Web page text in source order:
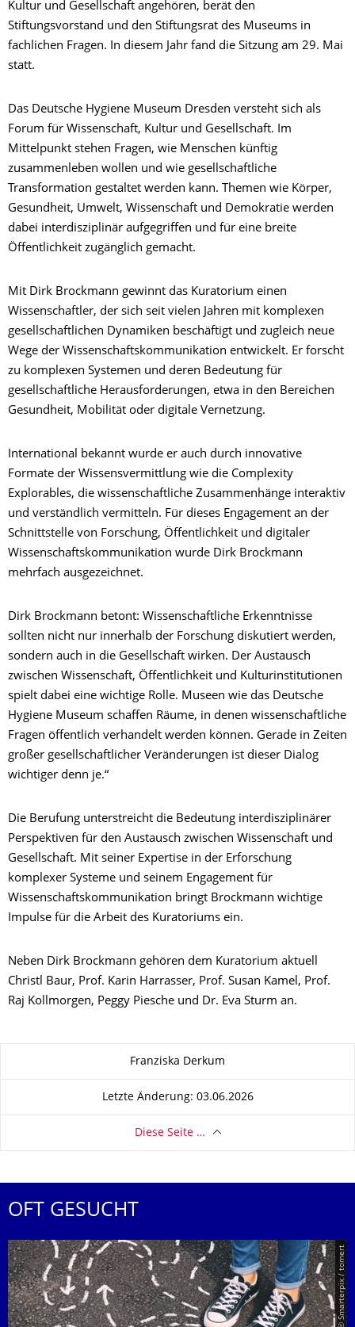
Kultur und Gesellschaft angehören, berät den
Stiftungsvorstand und den Stiftungsrat des Museums in
fachlichen Fragen. In diesem Jahr fand die Sitzung am 29. Mai
statt.
Das Deutsche Hygiene Museum Dresden versteht sich als
Forum für Wissenschaft, Kultur und Gesellschaft. Im
Mittelpunkt stehen Fragen, wie Menschen künftig
zusammenleben wollen und wie gesellschaftliche
Transformation gestaltet werden kann. Themen wie Körper,
Gesundheit, Umwelt, Wissenschaft und Demokratie werden
dabei interdisziplinär aufgegriffen und für eine breite
Öffentlichkeit zugänglich gemacht.
Mit Dirk Brockmann gewinnt das Kuratorium einen
Wissenschaftler, der sich seit vielen Jahren mit komplexen
gesellschaftlichen Dynamiken beschäftigt und zugleich neue
Wege der Wissenschaftskommunikation entwickelt. Er forscht
zu komplexen Systemen und deren Bedeutung für
gesellschaftliche Herausforderungen, etwa in den Bereichen
Gesundheit, Mobilität oder digitale Vernetzung.
International bekannt wurde er auch durch innovative
Formate der Wissensvermittlung wie die Complexity
Explorables, die wissenschaftliche Zusammenhänge interaktiv
und verständlich vermitteln. Für dieses Engagement an der
Schnittstelle von Forschung, Öffentlichkeit und digitaler
Wissenschaftskommunikation wurde Dirk Brockmann
mehrfach ausgezeichnet.
Dirk Brockmann betont: Wissenschaftliche Erkenntnisse
sollten nicht nur innerhalb der Forschung diskutiert werden,
sondern auch in die Gesellschaft wirken. Der Austausch
zwischen Wissenschaft, Öffentlichkeit und Kulturinstitutionen
spielt dabei eine wichtige Rolle. Museen wie das Deutsche
Hygiene Museum schaffen Räume, in denen wissenschaftliche
Fragen öffentlich verhandelt werden können. Gerade in Zeiten
großer gesellschaftlicher Veränderungen ist dieser Dialog
wichtiger denn je.“
Die Berufung unterstreicht die Bedeutung interdisziplinärer
Perspektiven für den Austausch zwischen Wissenschaft und
Gesellschaft. Mit seiner Expertise in der Erforschung
komplexer Systeme und seinem Engagement für
Wissenschaftskommunikation bringt Brockmann wichtige
Impulse für die Arbeit des Kuratoriums ein.
Neben Dirk Brockmann gehören dem Kuratorium aktuell
Christl Baur, Prof. Karin Harrasser, Prof. Susan Kamel, Prof.
Raj Kollmorgen, Peggy Piesche und Dr. Eva Sturm an.
Franziska Derkum
Letzte Änderung: 03.06.2026
Diese Seite …
OFT GESUCHT
© Smarterpix / tomert